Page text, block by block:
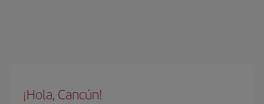
¡Hola, Cancún!